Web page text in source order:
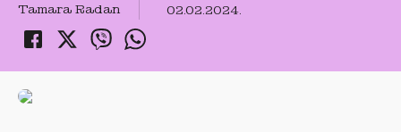
Tamara Radan 02.02.2024.